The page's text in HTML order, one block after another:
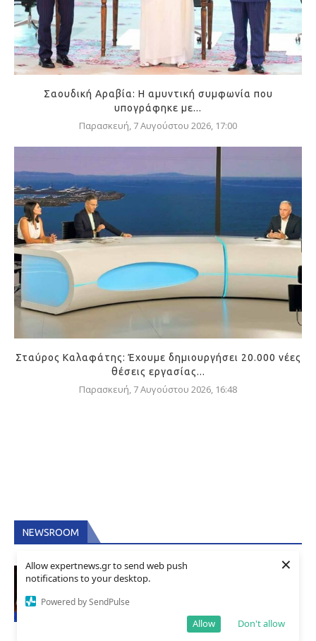
Allow expertnews.gr to send web push
notifications to your desktop.
Powered by SendPulse
Don't allow
Allow
×
Σαουδική Αραβία: Η αμυντική συμφωνία που
υπογράφηκε με...
Παρασκευή, 7 Αυγούστου 2026, 17:00
Σταύρος Καλαφάτης: Έχουμε δημιουργήσει 20.000 νέες
θέσεις εργασίας...
Παρασκευή, 7 Αυγούστου 2026, 16:48
NEWSROOM
Νίκος Ταχιάος: Ξεκινούν από απόψε τα
δοκιμαστικά δρομολόγια της
επέκτασης του Μετρό Θεσσαλονίκης
προς την Καλαμαριά
Παρασκευή, 7 Αυγούστου 2026, 20:39